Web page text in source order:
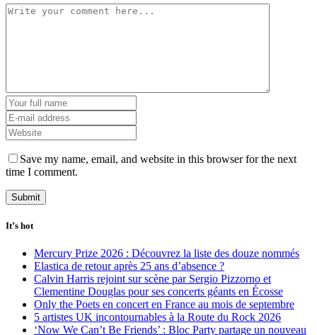
Save my name, email, and website in this browser for the next
time I comment.
It’s hot
Mercury Prize 2026 : Découvrez la liste des douze nommés
Elastica de retour après 25 ans d’absence ?
Calvin Harris rejoint sur scène par Sergio Pizzorno et
Clementine Douglas pour ses concerts géants en Écosse
Only the Poets en concert en France au mois de septembre
5 artistes UK incontournables à la Route du Rock 2026
‘Now We Can’t Be Friends’ : Bloc Party partage un nouveau